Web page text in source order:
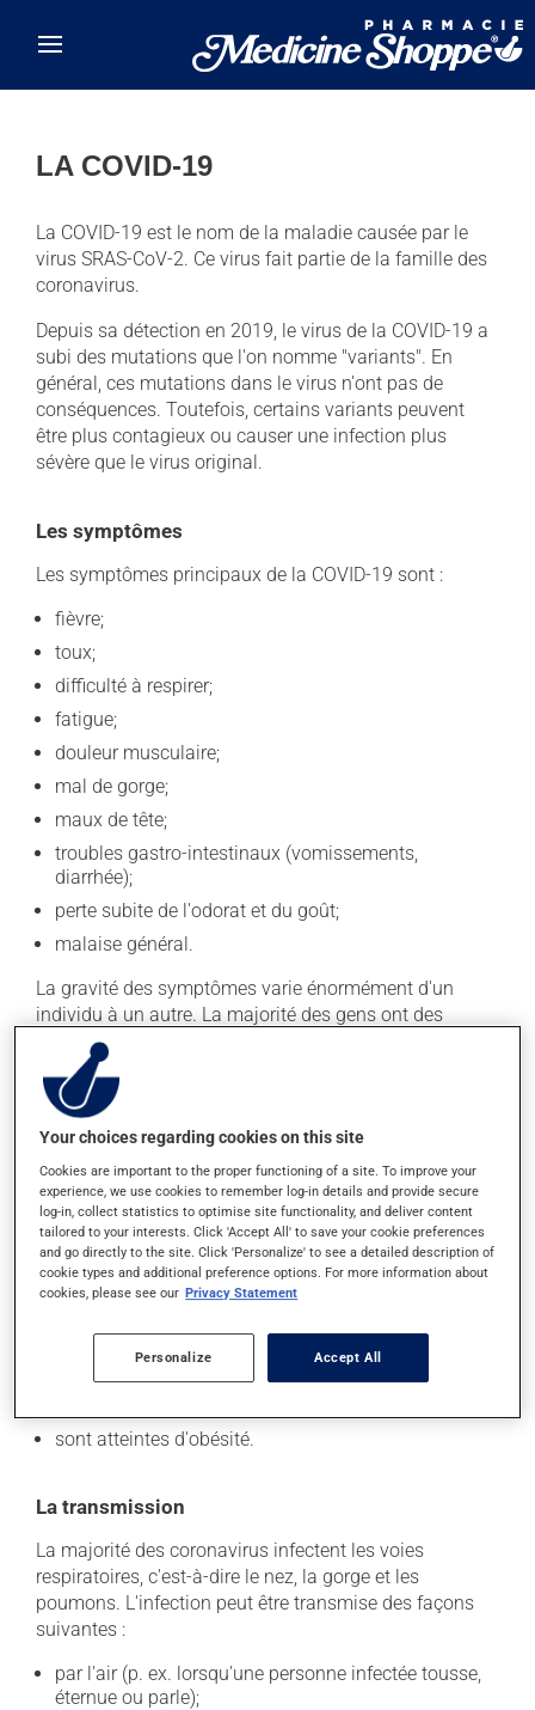
LA COVID-19
La COVID-19 est le nom de la maladie causée par le
virus SRAS-CoV-2. Ce virus fait partie de la famille des
coronavirus.
Depuis sa détection en 2019, le virus de la COVID-19 a
subi des mutations que l'on nomme "variants". En
général, ces mutations dans le virus n'ont pas de
conséquences. Toutefois, certains variants peuvent
être plus contagieux ou causer une infection plus
sévère que le virus original.
Les symptômes
Les symptômes principaux de la COVID-19 sont :
fièvre;
toux;
difficulté à respirer;
fatigue;
douleur musculaire;
mal de gorge;
maux de tête;
troubles gastro-intestinaux (vomissements,
diarrhée);
perte subite de l'odorat et du goût;
malaise général.
La gravité des symptômes varie énormément d'un
individu à un autre. La majorité des gens ont des
symptômes légers à modérés pouvant ressembler à un
rhume, alors que d'autres auront des symptômes plus
sévères qui ressemblent à ceux d'une pneumonie. Les
enfants présentent plus fréquemment des symptômes
gastro-intestinaux et des éruptions ou changements de
la peau.
Les personnes qui ont le plus de risques d'avoir des
complications ou de décéder de la COVID-19 sont
celles qui :
ont des maladies chroniques (p. ex. diabète, maladie
du coeur, des poumons, du foie ou des reins);
sont atteintes d'obésité.
La transmission
La majorité des coronavirus infectent les voies
respiratoires, c'est-à-dire le nez, la gorge et les
poumons. L'infection peut être transmise des façons
suivantes :
par l'air (p. ex. lorsqu'une personne infectée tousse,
éternue ou parle);
Your choices regarding cookies on this site
Cookies are important to the proper functioning of a site. To improve your
experience, we use cookies to remember log-in details and provide secure
log-in, collect statistics to optimise site functionality, and deliver content
tailored to your interests. Click 'Accept All' to save your cookie preferences
and go directly to the site. Click 'Personalize' to see a detailed description of
cookie types and additional preference options. For more information about
cookies, please see our Privacy Statement
Personalize Accept All